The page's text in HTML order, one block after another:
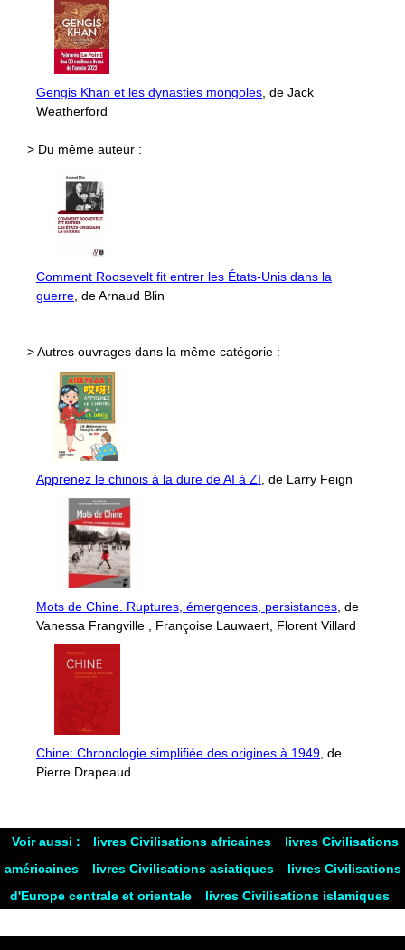
Gengis Khan et les dynasties mongoles , de Jack
Weatherford
> Du même auteur :
Comment Roosevelt fit entrer les États-Unis dans la
guerre , de Arnaud Blin
> Autres ouvrages dans la même catégorie :
Apprenez le chinois à la dure de AI à ZI , de Larry Feign
Mots de Chine. Ruptures, émergences, persistances , de
Vanessa Frangville , Françoise Lauwaert, Florent Villard
Chine: Chronologie simplifiée des origines à 1949 , de
Pierre Drapeaud
Voir aussi : livres Civilisations africaines
livres Civilisations
américaines
livres Civilisations asiatiques
livres Civilisations
d'Europe centrale et orientale
livres Civilisations islamiques